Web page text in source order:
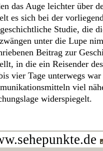
das Auge leichter über
es sich bei der
Studie, die
unter die Lupe
Beitrag zur
in die ein Reisender
vier Tage unterwegs
viel
widerspiegelt.